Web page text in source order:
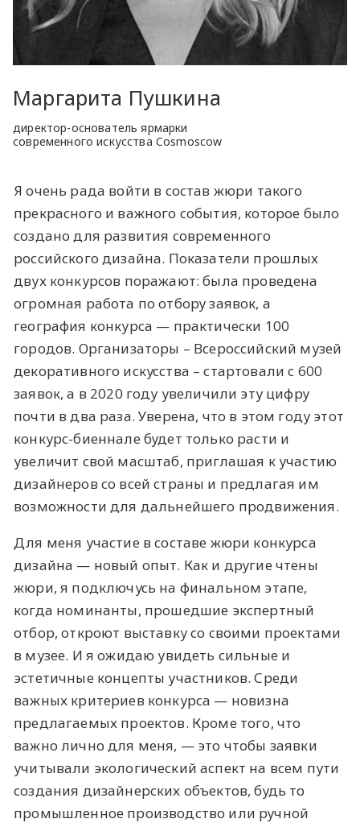
Маргарита Пушкина
директор-основатель ярмарки
современного искусства Cosmoscow
Я очень рада войти в состав жюри такого
прекрасного и важного события, которое было
создано для развития современного
российского дизайна. Показатели прошлых
двух конкурсов поражают: была проведена
огромная работа по отбору заявок, а
география конкурса — практически 100
городов. Организаторы – Всероссийский музей
декоративного искусства – стартовали с 600
заявок, а в 2020 году увеличили эту цифру
почти в два раза. Уверена, что в этом году этот
конкурс-биеннале будет только расти и
увеличит свой масштаб, приглашая к участию
дизайнеров со всей страны и предлагая им
возможности для дальнейшего продвижения.
Для меня участие в составе жюри конкурса
дизайна — новый опыт. Как и другие чтены
жюри, я подключусь на финальном этапе,
когда номинанты, прошедшие экспертный
отбор, откроют выставку со своими проектами
в музее. И я ожидаю увидеть сильные и
эстетичные концепты участников. Среди
важных критериев конкурса — новизна
предлагаемых проектов. Кроме того, что
важно лично для меня, — это чтобы заявки
учитывали экологический аспект на всем пути
создания дизайнерских объектов, будь то
промышленное производство или ручной